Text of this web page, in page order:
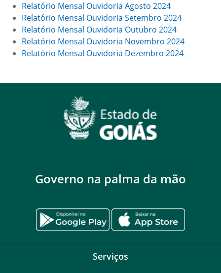
Relatório Mensal Ouvidoria Agosto 2024
Relatório Mensal Ouvidoria Setembro 2024
Relatório Mensal Ouvidoria Outubro 2024
Relatório Mensal Ouvidoria Novembro 2024
Relatório Mensal Ouvidoria Dezembro 2024
Governo na palma da mão
Serviços